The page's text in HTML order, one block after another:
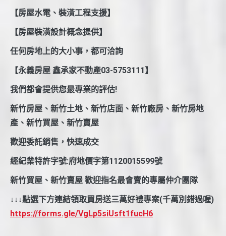
【房屋水電、裝潢工程支援】
【房屋裝潢設計概念提供】
任何房地上的大小事，都可洽詢
【永義房屋 鑫承家不動產03-5753111】
我們都會提供您最專業的評估!
新竹房屋、新竹土地、新竹店面、新竹廠房、新竹房地
產、新竹買屋、新竹賣屋
歡迎委託銷售，快速成交
經紀業特許字號:府地價字第1120015599號
新竹買屋、新竹賣屋 歡迎指名最會賣的專屬仲介團隊
↓↓↓點選下方連結領取買房送三萬好禮專案(千萬別錯過喔)
https://forms.gle/VgLp5siUsft1fucH6